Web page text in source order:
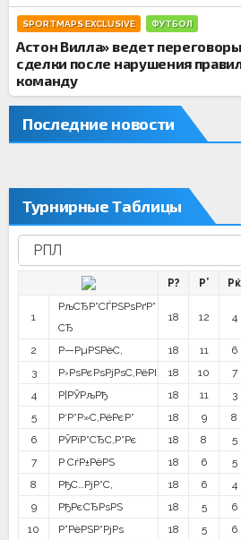
SPORTMAPS EXCLUSIVE ФУТБОЛ
Астон Вилла» ведет
сделки после нарушения
команду
Последние новости
Турнирные Таблицы
Р? Р’ Рќ
1
РљСЂР°СЃРЅРѕРґР°
СЂ
18 12 4
2 Р—РµРЅРёС‚ 18 11 6
3
Р›РѕРєРѕРјРѕС‚РёРІ 18 10 7
4
Р¦РЎРљРђ 18 11 3
5
Р‘Р°Р»С‚РёРєР° 18 9 8
6
РЎРїР°СЂС‚Р°Рє 18 8 5
7
Р СѓР±РёРЅ 18 6 5
8
РђС…РјР°С‚ 18 6 4
9
РђРєСЂРѕРЅ 18 5 6
10
Р”РёРЅР°РјРѕ 18 5 6